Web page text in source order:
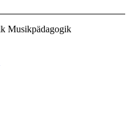
Musikpädagogik